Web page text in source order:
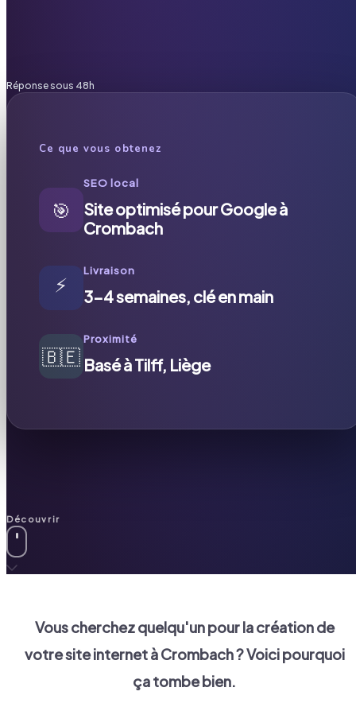
Réponse sous 48h
Ce que vous obtenez
🎯
SEO local
Site optimisé pour Google à
Crombach
⚡
Livraison
3-4 semaines, clé en main
🇧🇪
Proximité
Basé à Tilff, Liège
Découvrir
Vous cherchez quelqu'un pour la création de
votre site internet àCrombach? Voici pourquoi
ça tombe bien.